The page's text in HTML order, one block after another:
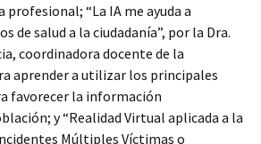
“La IA me ayuda a
de salud a la ciudadanía”, por la Dra.
coordinadora docente de la
aprender a utilizar los principales
favorecer la información
y “Realidad Virtual aplicada a la
Múltiples Víctimas o